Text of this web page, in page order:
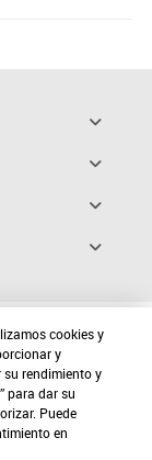
cookies y
y
su rendimiento y
para dar su
Puede
en